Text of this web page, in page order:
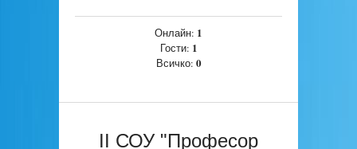
Онлайн: 1
Гости: 1
Всичко: 0
II СОУ "Професор